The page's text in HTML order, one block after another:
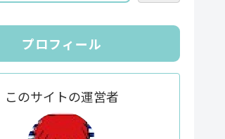
プロフィール
このサイトの運営者